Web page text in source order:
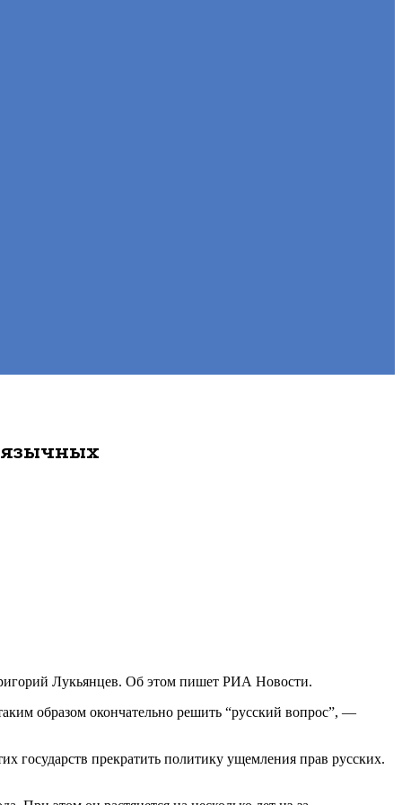
Лукьянцев. Об этом пишет РИА Новости.
образом окончательно решить “русский вопрос”, —
прекратить политику ущемления прав русских.